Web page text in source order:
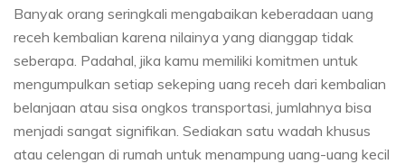
Banyak orang seringkali mengabaikan keberadaan uang
receh kembalian karena nilainya yang dianggap tidak
seberapa. Padahal, jika kamu memiliki komitmen untuk
mengumpulkan setiap sekeping uang receh dari kembalian
belanjaan atau sisa ongkos transportasi, jumlahnya bisa
menjadi sangat signifikan. Sediakan satu wadah khusus
atau celengan di rumah untuk menampung uang-uang kecil